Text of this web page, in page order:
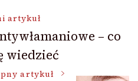
artykuł
– co
wiedzieć
artykuł